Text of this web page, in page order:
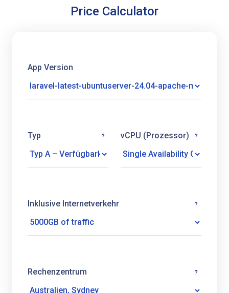
Price Calculator
App Version
Typ ? vCPU (Prozessor) ?
Inklusive Internetverkehr ?
Rechenzentrum ?